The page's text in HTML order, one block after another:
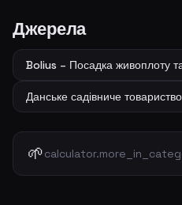
Джерела
Bolius – Посадка живоплоту
Данське садівниче
🌱